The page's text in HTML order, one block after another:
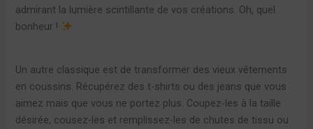
admirant la lumière scintillante de vos créations. Oh, quel
bonheur !
Un autre classique est de transformer des vieux vêtements
en coussins. Récupérez des t-shirts ou des jeans que vous
aimez mais que vous ne portez plus. Coupez-les à la taille
désirée, cousez-les et remplissez-les de chutes de tissu ou